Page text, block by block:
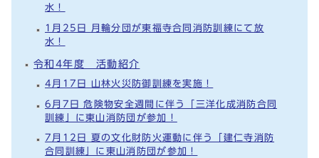
水！
1月25日 月輪分団が東福寺合同消防訓練にて放
水！
令和4年度 活動紹介
4月17日 山林火災防御訓練を実施！
6月7日 危険物安全週間に伴う「三洋化成消防合同
訓練」に東山消防団が参加！
7月12日 夏の文化財防火運動に伴う「建仁寺消防
合同訓練」に東山消防団が参加！